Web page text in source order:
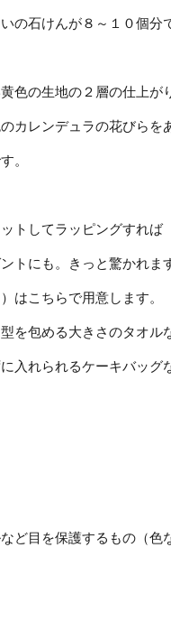
の石けんが８～１０個分
黄色の生地の２層の仕上
カレンデュラの花びらを
。
トしてラッピングすれば
トにも。きっと驚かれま
はこちらで用意します。
を包める大きさのタオル
入れられるケーキバッグ
ど目を保護するもの（色